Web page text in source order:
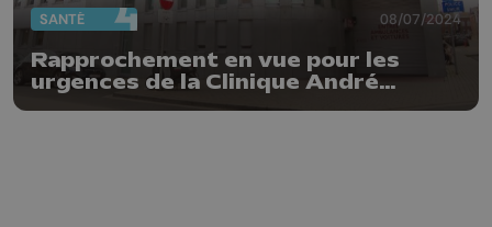
SANTÉ 08/07/2024
Rapprochement en vue pour les
urgences de la Clinique André